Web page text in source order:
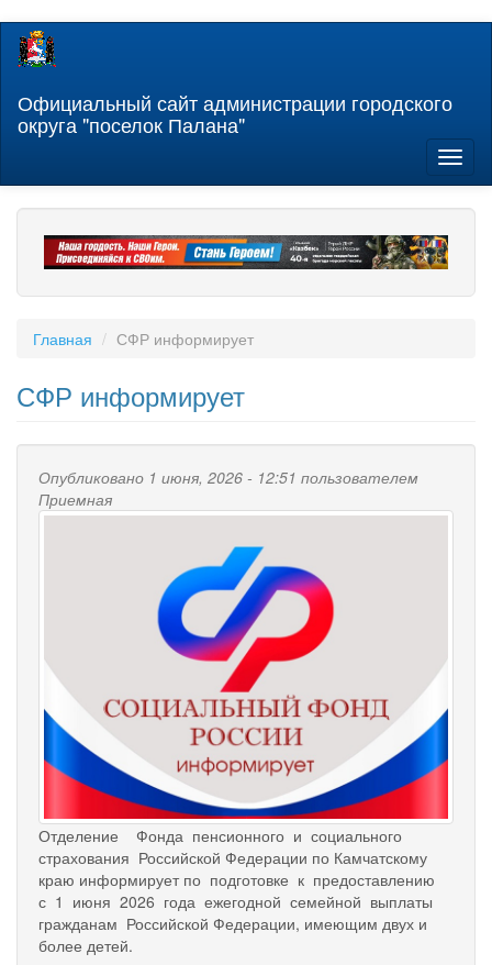
Перейти
содержанию
Официальный сайт администрации городского
округа "поселок Палана"
Главная СФР информирует
СФР информирует
Опубликовано 1 июня, 2026 - 12:51 пользователем
Приемная
Отделение Фонда пенсионного и социального
страхования Российской Федерации по Камчатскому
краю информирует по подготовке к предоставлению
с 1 июня 2026 года ежегодной семейной выплаты
гражданам Российской Федерации, имеющим двух и
более детей.